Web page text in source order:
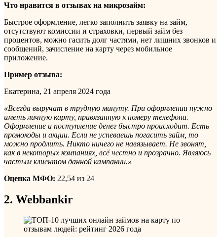
Что нравится в отзывах на микрозайм:
Быстрое оформление, легко заполнить заявку на займ,
отсутствуют комиссии и страховки, первый займ без
процентов, можно гасить долг частями, нет лишних звонков и
сообщений, зачисление на карту через мобильное
приложение.
Пример отзыва:
Екатерина, 21 апреля 2024 года
«Всегда выручат в трудную минуту. При оформлении нужно
иметь личную карту, привязанную к номеру телефона.
Оформление и поступление денег быстро происходит. Есть
промокоды и акции. Если не успеваешь погасить займ, то
можно продлить. Никто ничего не навязывает. Не звонят,
как в некоторых компаниях, всё честно и прозрачно. Являюсь
частым клиентом данной кампании.»
Оценка МФО: 22,54 из 24
2. Webbankir